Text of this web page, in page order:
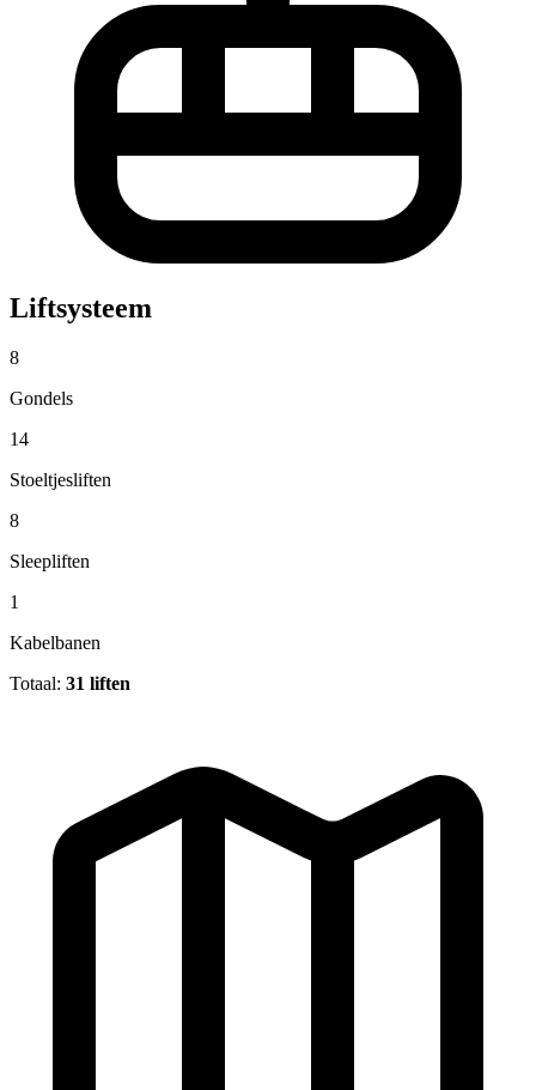
Liftsysteem
8
Gondels
14
Stoeltjesliften
8
Sleepliften
1
Kabelbanen
Totaal: 31 liften